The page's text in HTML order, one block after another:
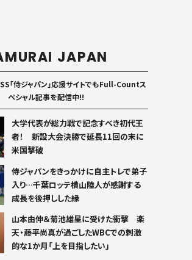
JAPAN
「侍ジャパン」応援サイトでもFull-Countス
ペシャル記事を配信中!!
大学代表が総力戦で記念すべき初代王
者！ 新設大会決勝で延長11回の末に
米国撃破
侍ジャパンをきっかけに自主トレで弟子
入り…千葉ロッテ横山陸人が感謝する
成長を後押しした縁
山本由伸＆菊池雄星に受けた衝撃 楽
天・藤平尚真が過ごしたWBCでの刺激
的な1か月「上を目指したい」